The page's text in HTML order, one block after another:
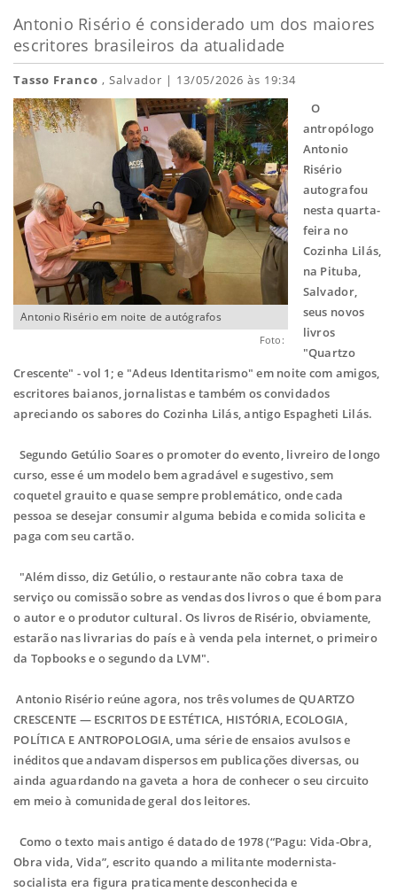
Antonio Risério é considerado um dos maiores
escritores brasileiros da atualidade
Tasso Franco , Salvador | 13/05/2026 às 19:34
Antonio Risério em noite de autógrafos
Foto:
O
antropólogo
Antonio
Risério
autografou
nesta quarta-
feira no
Cozinha Lilás,
na Pituba,
Salvador,
seus novos
livros
"Quartzo
Crescente" - vol 1; e "Adeus Identitarismo" em noite com amigos,
escritores baianos, jornalistas e também os convidados
apreciando os sabores do Cozinha Lilás, antigo Espagheti Lilás.
Segundo Getúlio Soares o promoter do evento, livreiro de longo
curso, esse é um modelo bem agradável e sugestivo, sem
coquetel grauito e quase sempre problemático, onde cada
pessoa se desejar consumir alguma bebida e comida solicita e
paga com seu cartão.
"Além disso, diz Getúlio, o restaurante não cobra taxa de
serviço ou comissão sobre as vendas dos livros o que é bom para
o autor e o produtor cultural. Os livros de Risério, obviamente,
estarão nas livrarias do país e à venda pela internet, o primeiro
da Topbooks e o segundo da LVM".
Antonio Risério reúne agora, nos três volumes de QUARTZO
CRESCENTE — ESCRITOS DE ESTÉTICA, HISTÓRIA, ECOLOGIA,
POLÍTICA E ANTROPOLOGIA, uma série de ensaios avulsos e
inéditos que andavam dispersos em publicações diversas, ou
ainda aguardando na gaveta a hora de conhecer o seu circuito
em meio à comunidade geral dos leitores.
Como o texto mais antigo é datado de 1978 (“Pagu: Vida-Obra,
Obra vida, Vida”, escrito quando a militante modernista-
socialista era figura praticamente desconhecida e